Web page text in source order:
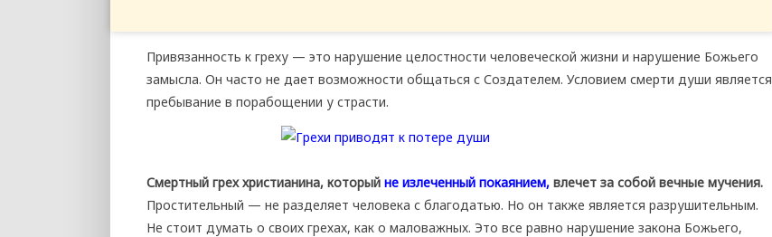
Привязанность к греху — это нарушение целостности человеческой жизни и нарушение Божьего
замысла. Он часто не дает возможности общаться с Создателем. Условием смерти души является
пребывание в порабощении у страсти.
Смертный грех христианина, который не излеченный покаянием, влечет за собой вечные мучения.
Простительный — не разделяет человека с благодатью. Но он также является разрушительным.
Не стоит думать о своих грехах, как о маловажных. Это все равно нарушение закона Божьего,